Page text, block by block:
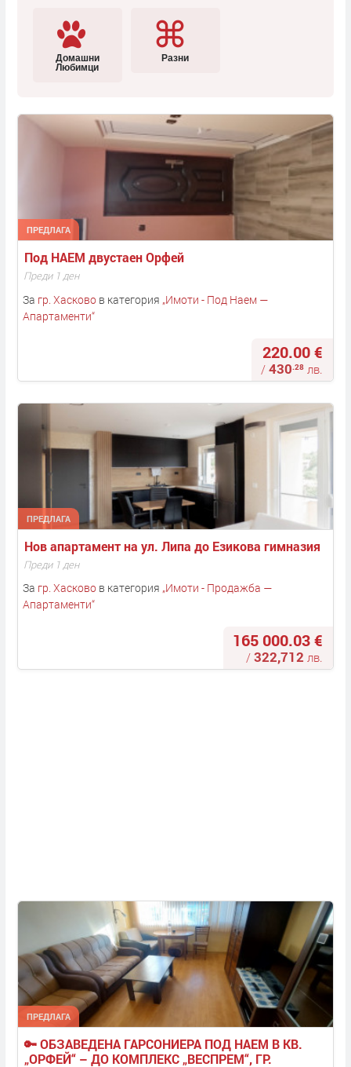
Домашни
Любимци
Разни
ПРЕДЛАГА
Под НАЕМ двустаен Орфей
Преди 1 ден
За гр. Хасковов категория „Имоти - Под Наем —
Апартаменти“
220.00 €
/430.28 лв.
ПРЕДЛАГА
Нов апартамент на ул. Липа до Езикова гимназия
Преди 1 ден
За гр. Хасковов категория „Имоти - Продажба —
Апартаменти“
165 000.03 €
/322,712 лв.
ПРЕДЛАГА
🔑 ОБЗАВЕДЕНА ГАРСОНИЕРА ПОД НАЕМ В КВ.
„ОРФЕЙ“ – ДО КОМПЛЕКС „ВЕСПРЕМ“, ГР.